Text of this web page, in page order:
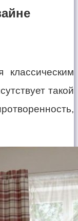
классическим
такой